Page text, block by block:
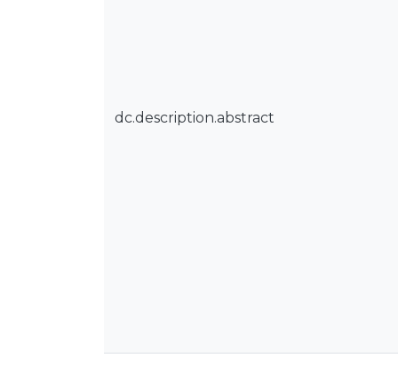
dc.description.abstract